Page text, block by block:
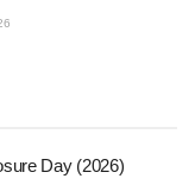
Day (2026)